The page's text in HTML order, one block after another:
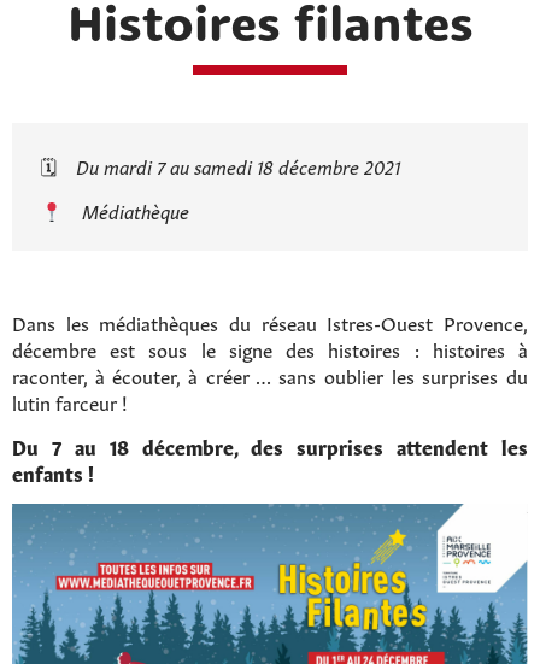
Histoires filantes
🗓
Du mardi 7 au samedi 18 décembre 2021
Médiathèque
Dans les médiathèques du réseau Istres-Ouest Provence,
décembre est sous le signe des histoires : histoires à
raconter, à écouter, à créer … sans oublier les surprises du
lutin farceur !
Du 7 au 18 décembre, des surprises attendent les
enfants !